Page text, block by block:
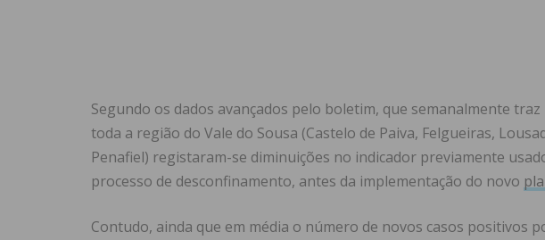
Segundo os dados avançados pelo boletim, que semanalmente
toda a região do Vale do Sousa (Castelo de Paiva, Felgueiras,
Penafiel) registaram-se diminuições no indicador previamente
processo de desconfinamento, antes da implementação do novo
Contudo, ainda que em média o número de novos casos positivos